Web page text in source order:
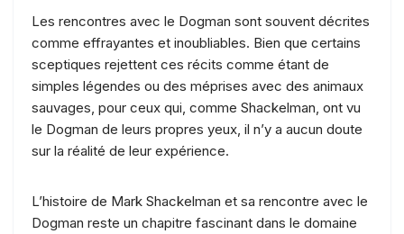
Les rencontres avec le Dogman sont souvent décrites
comme effrayantes et inoubliables. Bien que certains
sceptiques rejettent ces récits comme étant de
simples légendes ou des méprises avec des animaux
sauvages, pour ceux qui, comme Shackelman, ont vu
le Dogman de leurs propres yeux, il n’y a aucun doute
sur la réalité de leur expérience.
L’histoire de Mark Shackelman et sa rencontre avec le
Dogman reste un chapitre fascinant dans le domaine